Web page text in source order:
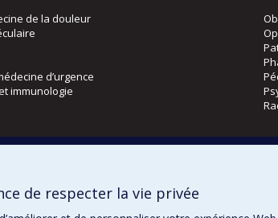
de la douleur
d’urgence
immunologie
de respecter la vie privée